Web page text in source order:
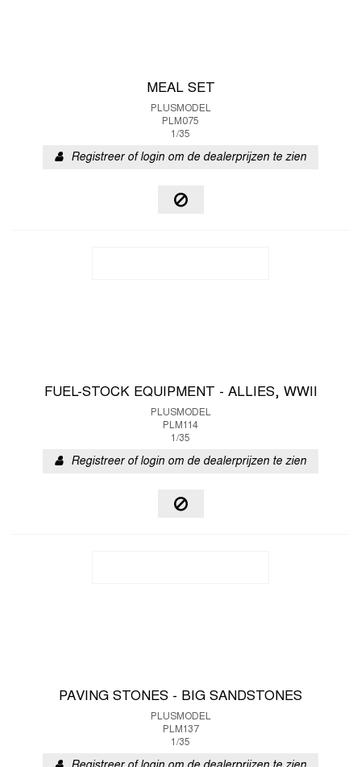
MEAL SET
PLUSMODEL
PLM075
1/35
Registreer of login om de dealerprijzen te zien
FUEL-STOCK EQUIPMENT - ALLIES, WWII
PLUSMODEL
PLM114
1/35
Registreer of login om de dealerprijzen te zien
PAVING STONES - BIG SANDSTONES
PLUSMODEL
PLM137
1/35